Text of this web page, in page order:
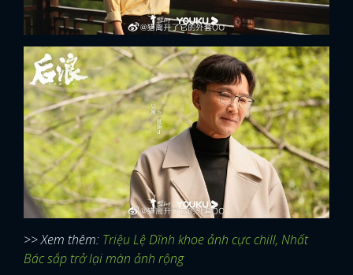
>> Xem thêm: Triệu Lệ Dĩnh khoe ảnh cực chill, Nhất
Bác sắp trở lại màn ảnh rộng